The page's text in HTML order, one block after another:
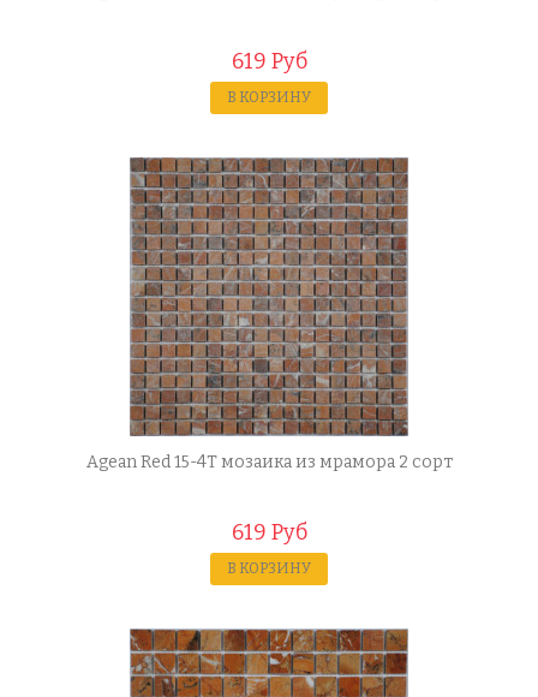
619 Руб
В КОРЗИНУ
Agean Red 15-4T мозаика из мрамора 2 сорт
619 Руб
В КОРЗИНУ